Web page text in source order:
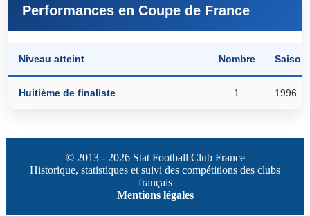
Performances en Coupe de France
Niveau atteint Nombre
Huitième de finaliste 1 1996
© 2013 - 2026 Stat Football Club France
Historique, statistiques et suivi des compétitions des clubs
français
Mentions légales